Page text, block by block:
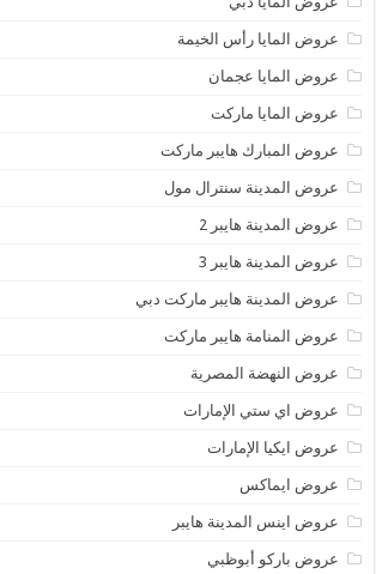
عروض المايا رأس الخيمة
عروض المايا عجمان
عروض المايا ماركت
عروض المبارك هايبر ماركت
عروض المدينة سنترال مول
عروض المدينة هايبر 2
عروض المدينة هايبر 3
عروض المدينة هايبر ماركت دبي
عروض المنامة هايبر ماركت
عروض النهضة المصرية
عروض اي ستي الإمارات
عروض ايكيا الإمارات
عروض ايماكس
عروض اينس المدينة هايبر
عروض باركو أبوظبي